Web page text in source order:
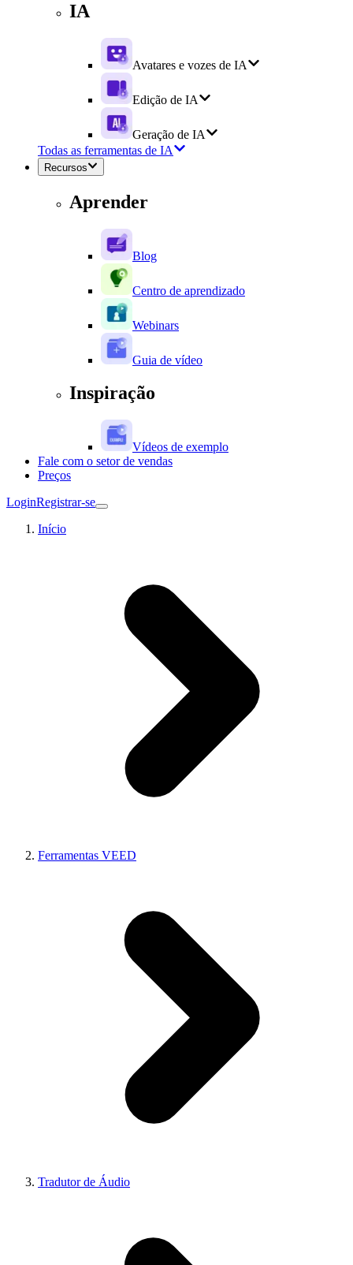
IA
Avatares e vozes de IA
Edição de IA
Geração de IA
Todas as ferramentas de IA
Recursos
Aprender
Blog
Centro de aprendizado
Webinars
Guia de vídeo
Inspiração
Vídeos de exemplo
Fale com o setor de vendas
Preços
LoginRegistrar-se
Início
Ferramentas VEED
Tradutor de Áudio